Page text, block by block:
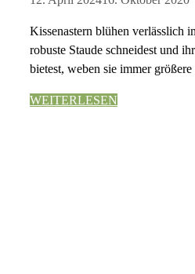
Kissenastern blühen verlässlich
robuste Staude schneidest und
bietest, weben sie immer größere
WEITERLESEN